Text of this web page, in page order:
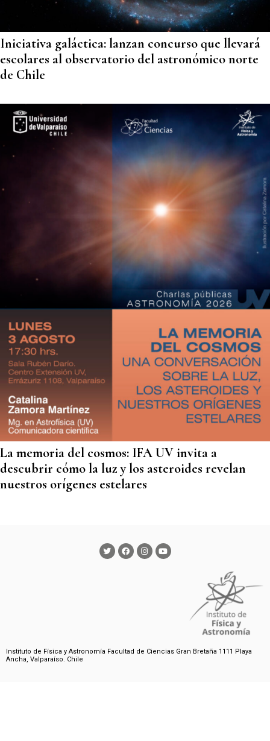
Iniciativa galáctica: lanzan concurso que llevará
escolares al observatorio del astronómico norte
de Chile
La memoria del cosmos: IFA UV invita a
descubrir cómo la luz y los asteroides revelan
nuestros orígenes estelares
Instituto de Física y Astronomía Facultad de Ciencias Gran Bretaña 1111 Playa
Ancha, Valparaíso. Chile